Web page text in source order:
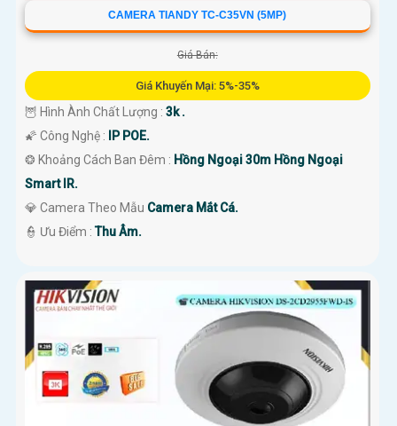
CAMERA TIANDY TC-C35VN (5MP)
Giá Bán:
Giá Khuyến Mại: 5%-35%
🦉 Hình Ành Chất Lượng : 3k .
🌠 Công Nghệ : IP POE.
❂ Khoảng Cách Ban Đêm : Hồng Ngoại 30m Hồng Ngoại
Smart IR.
💎 Camera Theo Mẫu Camera Mắt Cá.
️👮 Ưu Điểm :Thu Âm.